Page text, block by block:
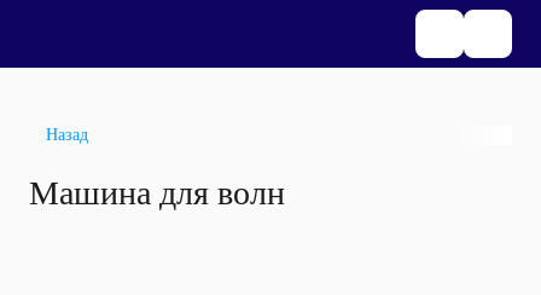
Назад
Машина для волн